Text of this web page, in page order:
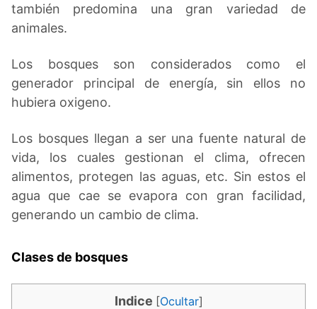
también predomina una gran variedad de
animales.
Los bosques son considerados como el
generador principal de energía, sin ellos no
hubiera oxigeno.
Los bosques llegan a ser una fuente natural de
vida, los cuales gestionan el clima, ofrecen
alimentos, protegen las aguas, etc. Sin estos el
agua que cae se evapora con gran facilidad,
generando un cambio de clima.
Clases de bosques
Indice [Ocultar]